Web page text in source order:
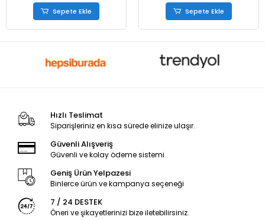
Sepete Ekle Sepete Ekle
Hızlı Teslimat
Siparişleriniz en kısa sürede elinize ulaşır.
Güvenli Alışveriş
Güvenli ve kolay ödeme sistemi
Geniş Ürün Yelpazesi
Binlerce ürün ve kampanya seçeneği
7 / 24 DESTEK
Öneri ve şikayetlerinizi bize iletebilirsiniz.